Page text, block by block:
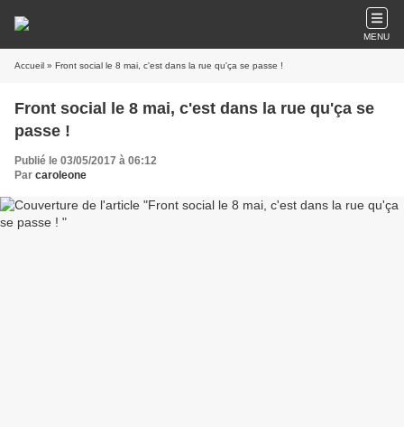
MENU
Accueil » Front social le 8 mai, c'est dans la rue qu'ça se passe !
Front social le 8 mai, c'est dans la rue qu'ça se
passe !
Publié le 03/05/2017 à 06:12
Par caroleone